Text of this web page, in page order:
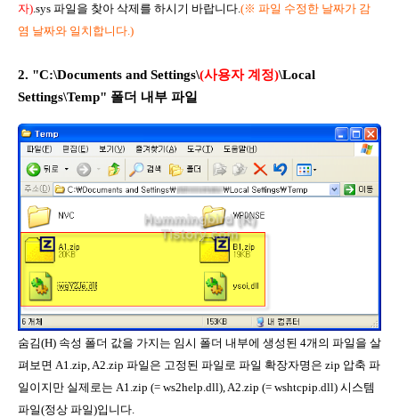
자) .sys 파일을 찾아 삭제를 하시기 바랍니다. (※ 파일 수정한 날짜가 감
염 날짜와 일치합니다.)
2. "C:\Documents and Settings\(사용자 계정)\Local
Settings\Temp" 폴더 내부 파일
숨김(H) 속성 폴더 값을 가지는 임시 폴더 내부에 생성된 4개의 파일을 살
펴보면 A1.zip, A2.zip 파일은 고정된 파일로 파일 확장자명은 zip 압축 파
일이지만 실제로는 A1.zip (= ws2help.dll), A2.zip (= wshtcpip.dll) 시스템
파일(정상 파일)입니다.